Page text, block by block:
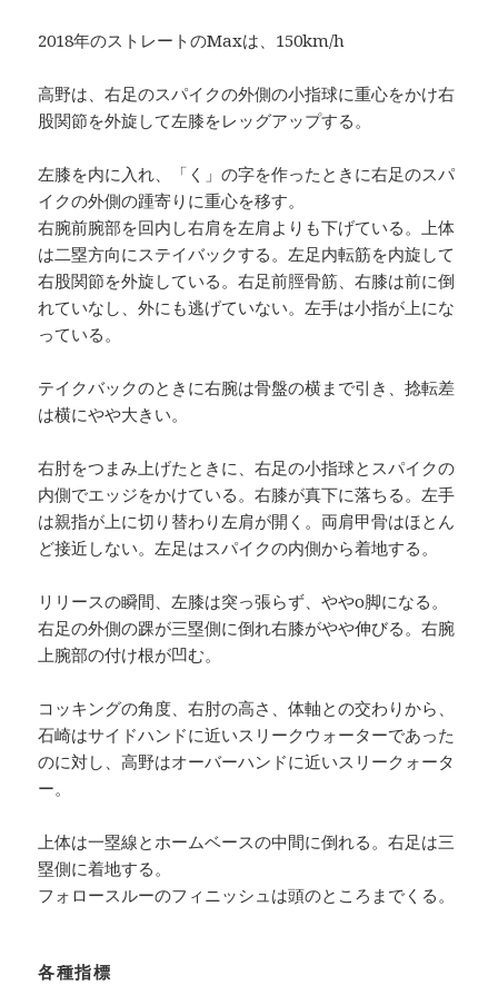
2018年のストレートのMaxは、150km/h
高野は、右足のスパイクの外側の小指球に重心をかけ右
股関節を外旋して左膝をレッグアップする。
左膝を内に入れ、「く」の字を作ったときに右足のスパ
イクの外側の踵寄りに重心を移す。
右腕前腕部を回内し右肩を左肩よりも下げている。上体
は二塁方向にステイバックする。左足内転筋を内旋して
右股関節を外旋している。右足前脛骨筋、右膝は前に倒
れていなし、外にも逃げていない。左手は小指が上にな
っている。
テイクバックのときに右腕は骨盤の横まで引き、捻転差
は横にやや大きい。
右肘をつまみ上げたときに、右足の小指球とスパイクの
内側でエッジをかけている。右膝が真下に落ちる。左手
は親指が上に切り替わり左肩が開く。両肩甲骨はほとん
ど接近しない。左足はスパイクの内側から着地する。
リリースの瞬間、左膝は突っ張らず、ややo脚になる。
右足の外側の踝が三塁側に倒れ右膝がやや伸びる。右腕
上腕部の付け根が凹む。
コッキングの角度、右肘の高さ、体軸との交わりから、
石崎はサイドハンドに近いスリークウォーターであった
のに対し、高野はオーバーハンドに近いスリークォータ
ー。
上体は一塁線とホームベースの中間に倒れる。右足は三
塁側に着地する。
フォロースルーのフィニッシュは頭のところまでくる。
各種指標